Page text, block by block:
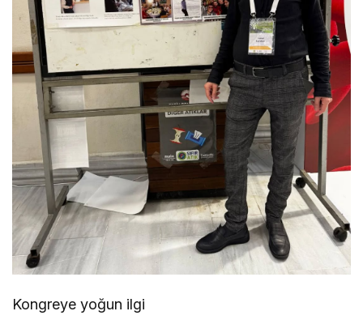
Kongreye yoğun ilgi